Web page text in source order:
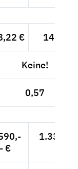
€ 149,76
Keine!
0,57
- €